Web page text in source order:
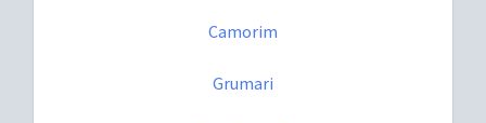
Camorim
Grumari